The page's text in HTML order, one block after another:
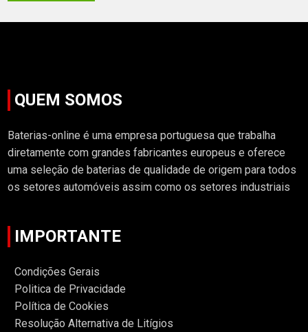
QUEM SOMOS
Baterias-online é uma empresa portuguesa que trabalha
diretamente com grandes fabricantes europeus e oferece
uma seleção de baterias de qualidade de origem para todos
os setores automóveis assim como os setores industriais
IMPORTANTE
Condições Gerais
Politica de Privacidade
Política de Cookies
Resolução Alternativa de Litígios